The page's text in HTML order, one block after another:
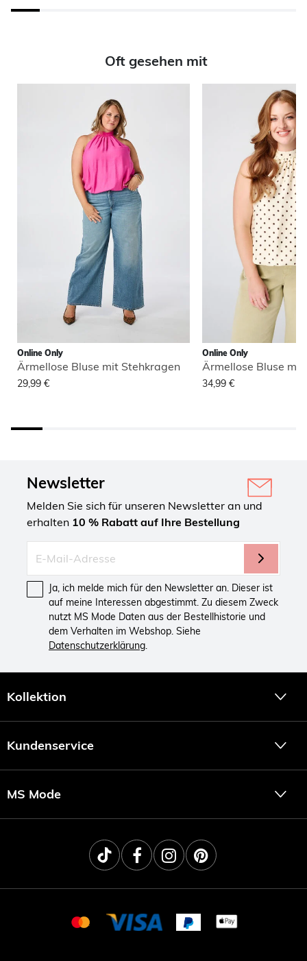
Oft gesehen mit
Online Only
Ärmellose Bluse mit Stehkragen
29,99 €
Online Only
Ärmellose Bluse
34,99 €
Newsletter
Melden Sie sich für unseren Newsletter an und
erhalten 10 % Rabatt auf Ihre Bestellung
Ja, ich melde mich für den Newsletter an. Dieser ist
auf meine Interessen abgestimmt. Zu diesem Zweck
nutzt MS Mode Daten aus der Bestellhistorie und
dem Verhalten im Webshop. Siehe
Datenschutzerklärung.
Kollektion
Kundenservice
MS Mode